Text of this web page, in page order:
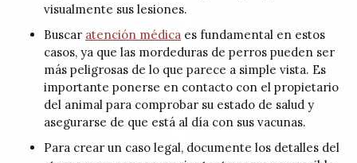
visualmente sus lesiones.
Buscar atención médica es fundamental en estos
casos, ya que las mordeduras de perros pueden ser
más peligrosas de lo que parece a simple vista. Es
importante ponerse en contacto con el propietario
del animal para comprobar su estado de salud y
asegurarse de que está al día con sus vacunas.
Para crear un caso legal, documente los detalles del